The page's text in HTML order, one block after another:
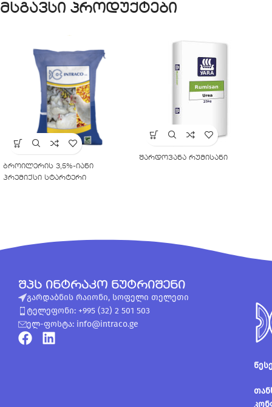
მსგავსი პროდუქტები
ბროილერის 3,5%-იანი
პრემიქსი სტარტერი
შარდოვანა რუმისანი
შპს ინტრაკო ნუტრიშენი
გარდაბნის რაიონი, სოფელი თელეთი
ტელეფონი: +995 (32) 2 501 503
ელ-ფოსტა: info@intraco.ge